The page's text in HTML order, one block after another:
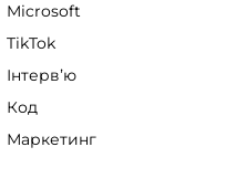
Microsoft
TikTok
Інтервʼю
Код
Маркетинг